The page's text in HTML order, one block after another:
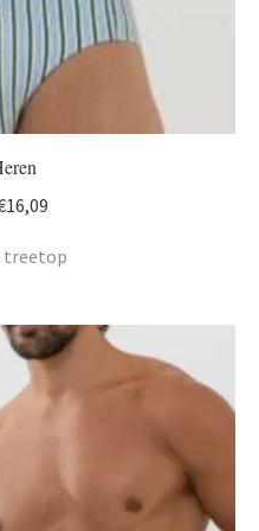
16,09Huidige
is:
treetop